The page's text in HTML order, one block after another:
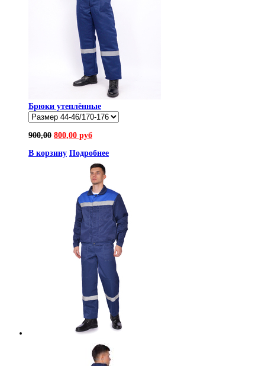
Брюки утеплённые
900,00 800,00 руб
В корзину Подробнее